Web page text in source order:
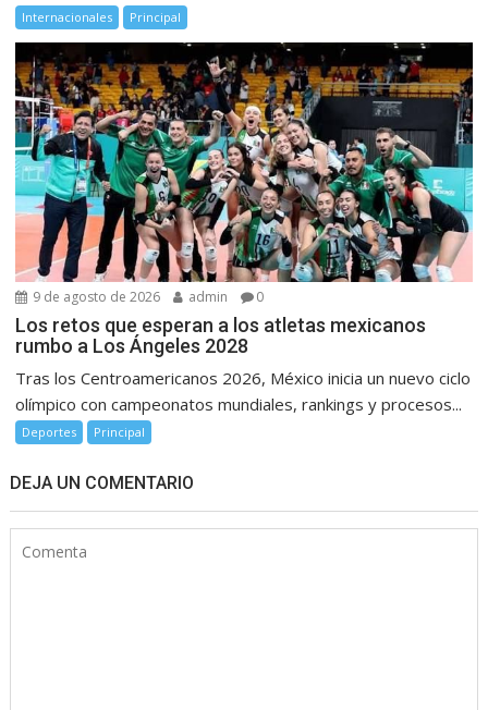
Internacionales Principal
9 de agosto de 2026 admin 0
Los retos que esperan a los atletas mexicanos
rumbo a Los Ángeles 2028
Tras los Centroamericanos 2026, México inicia un nuevo ciclo
olímpico con campeonatos mundiales, rankings y procesos...
Deportes Principal
DEJA UN COMENTARIO